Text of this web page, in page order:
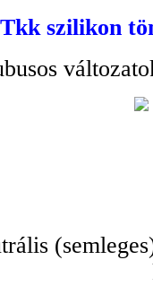
Tkk szilikon